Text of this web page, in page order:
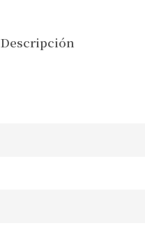
Descripción